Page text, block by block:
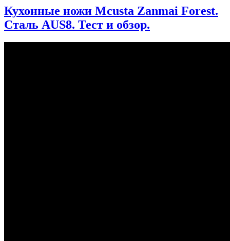
Кухонные ножи Mcusta Zanmai Forest.
Сталь AUS8. Тест и обзор.